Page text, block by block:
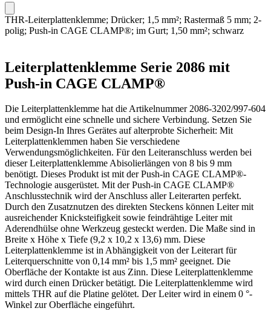
THR-Leiterplattenklemme; Drücker; 1,5 mm²; Rastermaß 5 mm; 2-
polig; Push-in CAGE CLAMP®; im Gurt; 1,50 mm²; schwarz
Leiterplattenklemme Serie 2086 mit
Push-in CAGE CLAMP®
Die Leiterplattenklemme hat die Artikelnummer 2086-3202/997-604
und ermöglicht eine schnelle und sichere Verbindung. Setzen Sie
beim Design-In Ihres Gerätes auf alterprobte Sicherheit: Mit
Leiterplattenklemmen haben Sie verschiedene
Verwendungsmöglichkeiten. Für den Leiteranschluss werden bei
dieser Leiterplattenklemme Abisolierlängen von 8 bis 9 mm
benötigt. Dieses Produkt ist mit der Push-in CAGE CLAMP®-
Technologie ausgerüstet. Mit der Push-in CAGE CLAMP®
Anschlusstechnik wird der Anschluss aller Leiterarten perfekt.
Durch den Zusatznutzen des direkten Steckens können Leiter mit
ausreichender Knicksteifigkeit sowie feindrähtige Leiter mit
Aderendhülse ohne Werkzeug gesteckt werden. Die Maße sind in
Breite x Höhe x Tiefe (9,2 x 10,2 x 13,6) mm. Diese
Leiterplattenklemme ist in Abhängigkeit von der Leiterart für
Leiterquerschnitte von 0,14 mm² bis 1,5 mm² geeignet. Die
Oberfläche der Kontakte ist aus Zinn. Diese Leiterplattenklemme
wird durch einen Drücker betätigt. Die Leiterplattenklemme wird
mittels THR auf die Platine gelötet. Der Leiter wird in einem 0 °-
Winkel zur Oberfläche eingeführt.